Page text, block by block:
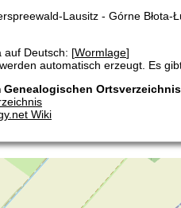
Lausitz - Górne Błota-
auf Deutsch: [Wormlage]
automatisch erzeugt. Es
Ortsverzeichnis
Wiki